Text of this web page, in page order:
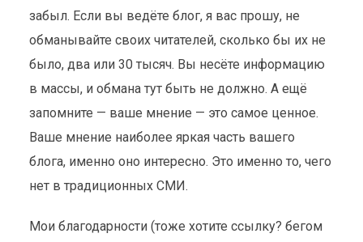
забыл. Если вы ведёте блог, я вас прошу, не
обманывайте своих читателей, сколько бы их не
было, два или 30 тысяч. Вы несёте информацию
в массы, и обмана тут быть не должно. А ещё
запомните — ваше мнение — это самое ценное.
Ваше мнение наиболее яркая часть вашего
блога, именно оно интересно. Это именно то, чего
нет в традиционных СМИ.
Мои благодарности (тоже хотите ссылку? бегом